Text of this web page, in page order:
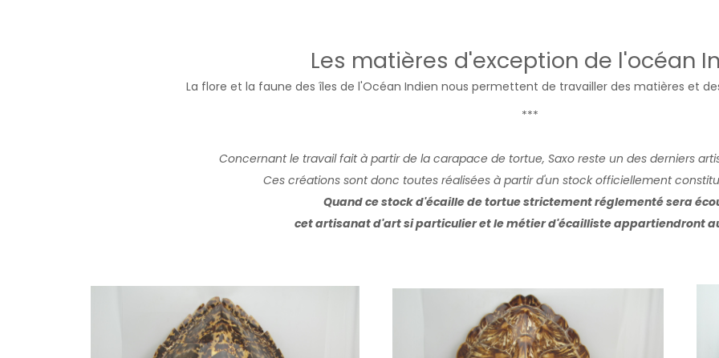
Les matières d'exception de l'océan
La flore et la faune des îles de l'Océan Indien nous permettent de travailler des matières et
***
Concernant le travail fait à partir de la carapace de tortue, Saxo reste un des derniers
Ces créations sont donc toutes réalisées à partir d'un stock officiellement
Quand ce stock d'écaille de tortue strictement réglementé sera
cet artisanat d'art si particulier et le métier d'écailliste appartiendront